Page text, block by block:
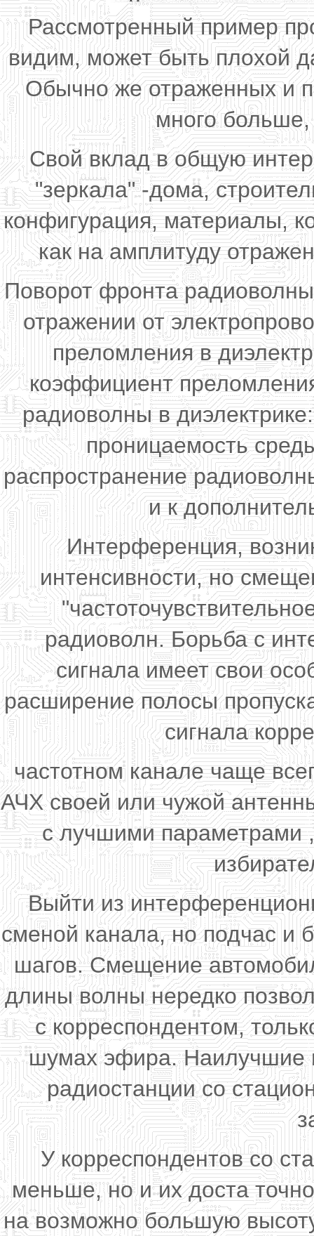
Рассмотренный пример
видим, может быть плохой
Обычно же отраженных и
много больше,
Свой вклад в общую
"зеркала" -дома,
конфигурация, материалы,
как на амплитуду
Поворот фронта
отражении от
преломления в
коэффициент
радиоволны в
проницаемость
распространение
и к
Интерференция,
интенсивности, но
радиоволн. Борьба с
сигнала имеет свои
расширение полосы
сигнала
частотном канале чаще
АЧХ своей или чужой
с лучшими параметрами
Выйти из
сменой канала, но подчас и
шагов. Смещение
длины волны нередко
с корреспондентом,
шумах эфира. Наилучшие
радиостанции со
У корреспондентов со
меньше, но и их доста
на возможно большую